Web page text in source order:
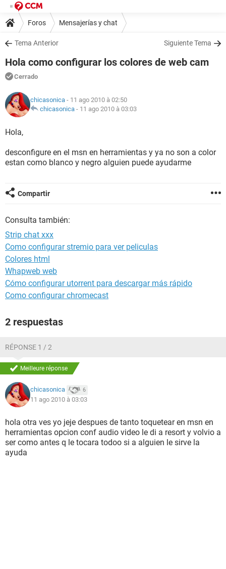
Foros Mensajerías y chat
Tema Anterior Siguiente Tema
Hola como configurar los colores de web cam
Cerrado
chicasonica - 11 ago 2010 à 02:50
chicasonica - 11 ago 2010 à 03:03
Hola,
desconfigure en el msn en herramientas y ya no son a color
estan como blanco y negro alguien puede ayudarme
Compartir
Consulta también:
Strip chat xxx
Como configurar stremio para ver peliculas
Colores html
Whapweb web
Cómo configurar utorrent para descargar más rápido
Como configurar chromecast
2 respuestas
RÉPONSE 1 / 2
Meilleure réponse
chicasonica 6
11 ago 2010 à 03:03
hola otra ves yo jeje despues de tanto toquetear en msn en
herramientas opcion conf audio video le di a resort y volvio a
ser como antes q le tocara todoo si a alguien le sirve la
ayuda